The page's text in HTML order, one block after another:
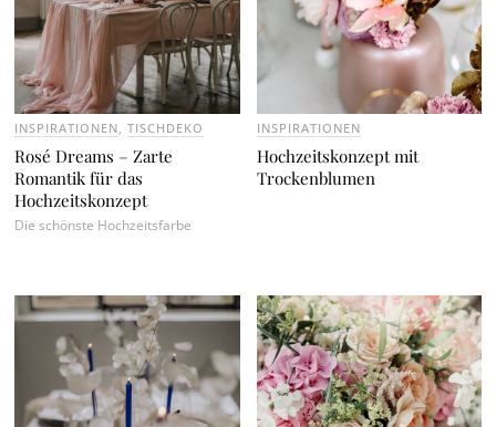
INSPIRATIONEN ,TISCHDEKO
Rosé Dreams – Zarte
Romantik für das
Hochzeitskonzept
Die schönste Hochzeitsfarbe
INSPIRATIONEN
Hochzeitskonzept mit
Trockenblumen